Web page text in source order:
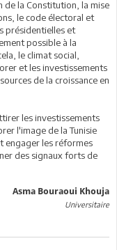
la Constitution, la mise
le code électoral et
présidentielles et
possible à la
le climat social,
et les investissements
de la croissance en
les investissements
l'image de la Tunisie
engager les réformes
des signaux forts de
Asma Bouraoui Khouja
Universitaire